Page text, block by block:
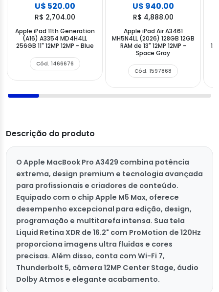
U$ 520.00
R$ 2,704.00
Apple iPad 11th Generation
(A16) A3354 MD4H4LL
256GB 11" 12MP 12MP - Blue
Cód. 1466676
U$ 940.00
R$ 4,888.00
Apple iPad Air A3461
MH5N4LL (2026) 128GB 12GB
RAM de 13" 12MP 12MP -
Space Gray
Cód. 1597868
Descrição do produto
O Apple MacBook Pro A3429 combina potência
extrema, design premium e tecnologia avançada
para profissionais e criadores de conteúdo.
Equipado com o chip Apple M5 Max, oferece
desempenho excepcional para edição, design,
programação e multitarefa intensa. Sua tela
Liquid Retina XDR de 16.2" com ProMotion de 120Hz
proporciona imagens ultra fluidas e cores
precisas. Além disso, conta com Wi-Fi 7,
Thunderbolt 5, câmera 12MP Center Stage, áudio
Dolby Atmos e elegante acabamento.